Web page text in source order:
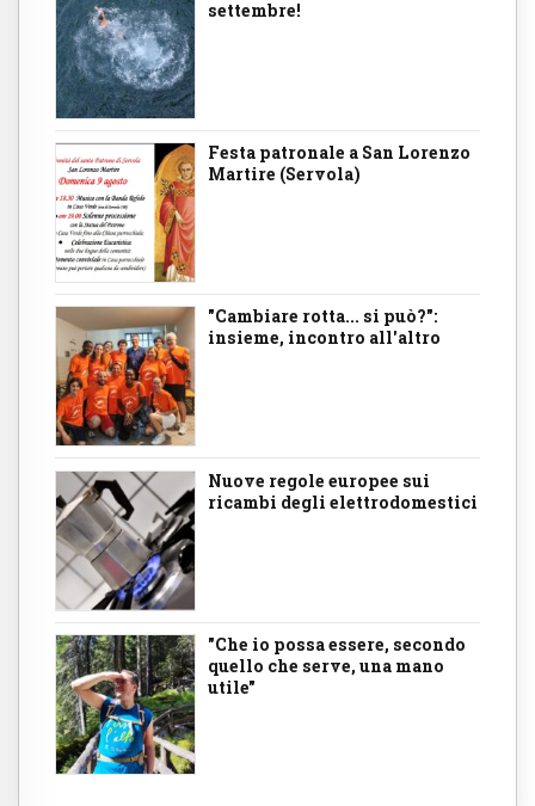
settembre!
Festa patronale a San Lorenzo
Martire (Servola)
"Cambiare rotta... si può?":
insieme, incontro all'altro
Nuove regole europee sui
ricambi degli elettrodomestici
"Che io possa essere, secondo
quello che serve, una mano
utile"